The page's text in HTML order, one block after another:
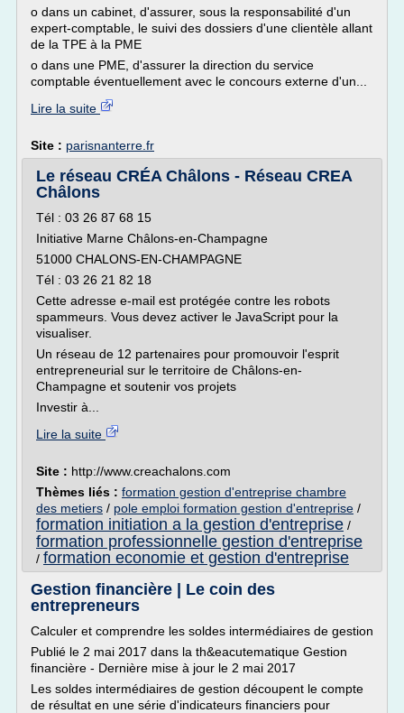
o dans un cabinet, d'assurer, sous la responsabilité d'un
expert-comptable, le suivi des dossiers d'une clientèle allant
de la TPE à la PME
o dans une PME, d'assurer la direction du service
comptable éventuellement avec le concours externe d'un...
Lire la suite
Site : parisnanterre.fr
Le réseau CRÉA Châlons - Réseau CREA
Châlons
Tél : 03 26 87 68 15
Initiative Marne Châlons-en-Champagne
51000 CHALONS-EN-CHAMPAGNE
Tél : 03 26 21 82 18
Cette adresse e-mail est protégée contre les robots
spammeurs. Vous devez activer le JavaScript pour la
visualiser.
Un réseau de 12 partenaires pour promouvoir l'esprit
entrepreneurial sur le territoire de Châlons-en-
Champagne et soutenir vos projets
Investir à...
Lire la suite
Site : http://www.creachalons.com
Thèmes liés : formation gestion d'entreprise chambre
des metiers / pole emploi formation gestion d'entreprise /
formation initiation a la gestion d'entreprise /
formation professionnelle gestion d'entreprise
/ formation economie et gestion d'entreprise
Gestion financière | Le coin des
entrepreneurs
Calculer et comprendre les soldes intermédiaires de gestion
Publié le 2 mai 2017 dans la th&eacutematique Gestion
financière - Dernière mise à jour le 2 mai 2017
Les soldes intermédiaires de gestion découpent le compte
de résultat en une série d'indicateurs financiers pour